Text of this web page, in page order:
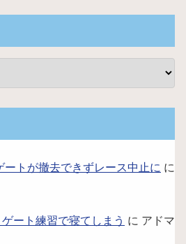
ートが撤去できずレース中止に に
ート練習で寝てしまう に アドマ